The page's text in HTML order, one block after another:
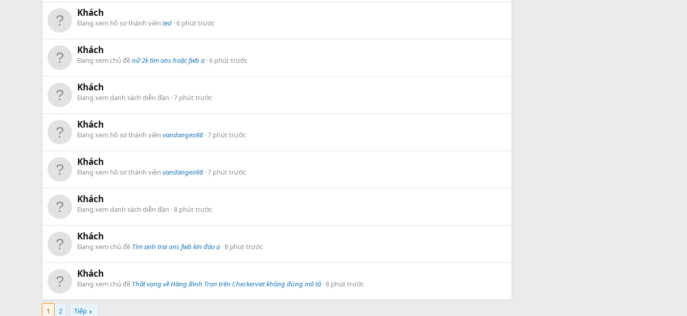
Khách
Đang xem hồ sơ thành viên ted 6 phút trước
Khách
Đang xem chủ đềnữ 2k tìm ons hoặc fwb ạ 6 phút trước
Khách
Đang xem danh sách diễn đàn 7 phút trước
Khách
Đang xem hồ sơ thành viên vandangeo98 7 phút trước
Khách
Đang xem hồ sơ thành viên vandangeo98 7 phút trước
Khách
Đang xem danh sách diễn đàn 8 phút trước
Khách
Đang xem chủ đề Tìm anh trai ons fwb kín đáo ạ 8 phút trước
Khách
Đang xem chủ đề Thất vọng về Hàng Bình Trọn trên Checkerviet không đúng mô tả 8 phút trước
1 2 Tiếp